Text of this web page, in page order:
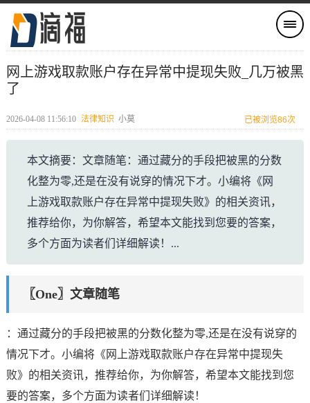
网上游戏取款账户存在异常中提现失败_几万被黑
了
2026-04-08 11:56:10 法律知识 小莫 已被浏览86次
本文摘要：文章随笔：通过藏分的手段把被黑的分数
化整为零,还是在没有说穿的情况下才。小编将《网
上游戏取款账户存在异常中提现失败》的相关资讯，
推荐给你，为你解答，希望本文能找到您要的答案，
多个方面为读者们详细解读！...
〖One〗文章随笔
：通过藏分的手段把被黑的分数化整为零,还是在没有说穿的
情况下才。小编将《网上游戏取款账户存在异常中提现失
败》的相关资讯，推荐给你，为你解答，希望本文能找到您
要的答案，多个方面为读者们详细解读！